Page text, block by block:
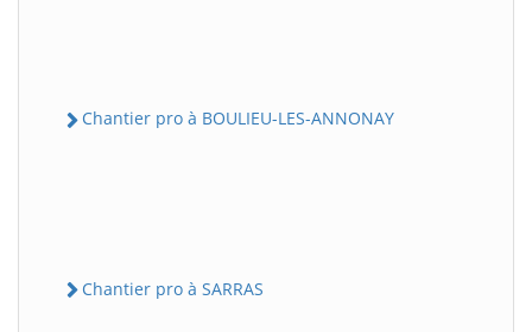
Chantier pro à BOULIEU-LES-ANNONAY
Chantier pro à SARRAS